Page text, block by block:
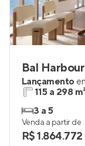
Bal Harbour
Lançamento
115 a 298 m²
3 a 5
Venda a partir de
R$ 1.864.772